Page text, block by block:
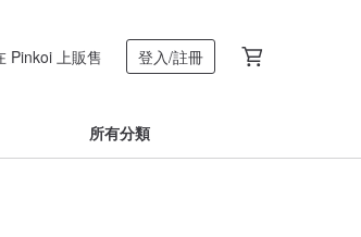
Pinkoi 上販售 登入/註冊
所有分類